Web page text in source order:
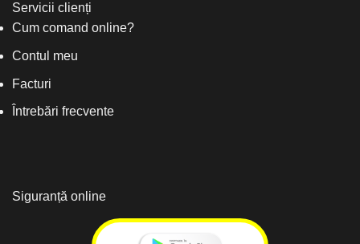
Servicii clienți
Cum comand online?
Contul meu
Facturi
Întrebări frecvente
Siguranță online